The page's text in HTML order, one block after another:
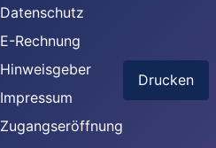
Datenschutz
E-Rechnung
Hinweisgeber
Impressum
Zugangseröffnung
Drucken